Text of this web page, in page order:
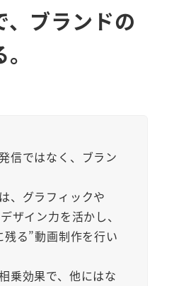
、ブランドの
信ではなく、ブラン
、グラフィックや
ザイン力を活かし、
る”動画制作を行い
乗効果で、他にはな